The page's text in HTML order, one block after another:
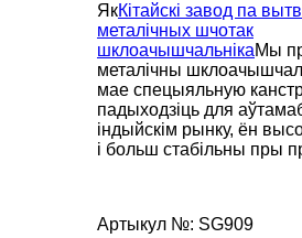
ЯкКітайскі завод па
металічных шчотак
шклоачышчальнікаМы
металічны
мае спецыяльную
падыходзіць для
індыйскім рынку, ён
і больш стабільны пры
Артыкул №: SG909